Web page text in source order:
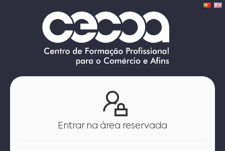
Entrar na área reservada